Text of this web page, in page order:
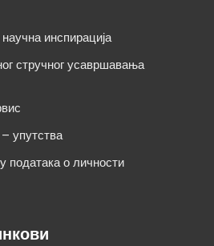
инспирација
стручног усавршавања
упутства
података о личности